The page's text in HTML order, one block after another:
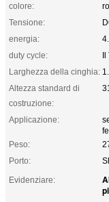
colore:
Tensione:
energia:
duty cycle:
Il
Larghezza della cinghia:
Altezza standard di
costruzione:
Applicazione:
Peso:
Porto:
Evidenziare: